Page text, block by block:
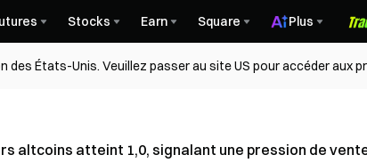
Stocks Earn Square Plus
des États-Unis. Veuillez passer au site US pour accéder aux
altcoins atteint 1,0, signalant une pression de